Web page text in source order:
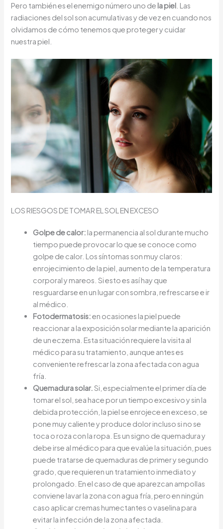
Pero también es el enemigo número uno de la piel . Las
radiaciones del sol son acumulativas y de vez en cuando nos
olvidamos de cómo tenemos que proteger y cuidar
nuestra piel.
LOS RIESGOS DE TOMAR EL SOL EN EXCESO
Golpe de calor: la permanencia al sol durante mucho
tiempo puede provocar lo que se conoce como
golpe de calor. Los síntomas son muy claros:
enrojecimiento de la piel, aumento de la temperatura
corporal y mareos. Si esto es así hay que
resguardarse en un lugar con sombra, refrescarse e ir
al médico.
Fotodermatosis:en ocasiones la piel puede
reaccionar a la exposición solar mediante la aparición
de un eczema. Esta situación requiere la visita al
médico para su tratamiento, aunque antes es
conveniente refrescar la zona afectada con agua
fría.
Quemadura solar.Si, especialmente el primer día de
tomar el sol, sea hace por un tiempo excesivo y sin la
debida protección, la piel se enrojece en exceso, se
pone muy caliente y produce dolor incluso si no se
toca o roza con la ropa. Es un signo de quemadura y
debe irse al médico para que evalúe la situación, pues
puede tratarse de quemaduras de primer y segundo
grado, que requieren un tratamiento inmediato y
prolongado. En el caso de que aparezcan ampollas
conviene lavar la zona con agua fría, pero en ningún
caso aplicar cremas humectantes o vaselina para
evitar la infección de la zona afectada.